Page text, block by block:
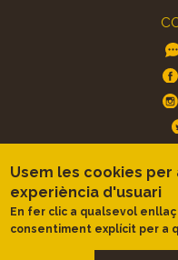
Usem les cookies
experiència d'usuari
En fer clic a qualsevol
consentiment explícit per a